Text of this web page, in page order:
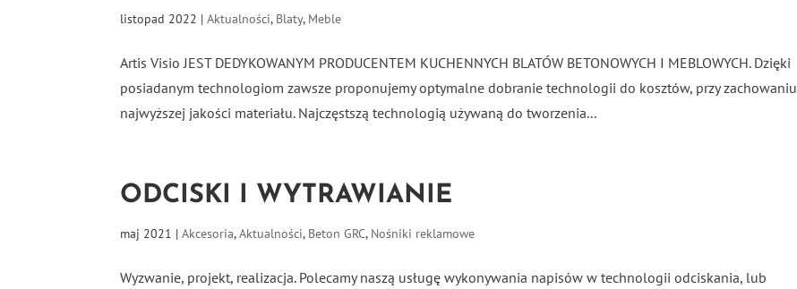
listopad 2022 |Aktualności, Blaty, Meble
Artis Visio JEST DEDYKOWANYM PRODUCENTEM KUCHENNYCH BLATÓW BETONOWYCH I MEBLOWYCH. Dzięki
posiadanym technologiom zawsze proponujemy optymalne dobranie technologii do kosztów, przy zachowaniu
najwyższej jakości materiału. Najczęstszą technologią używaną do tworzenia...
ODCISKI I WYTRAWIANIE
maj 2021 |Akcesoria,Aktualności, Beton GRC, Nośniki reklamowe
Wyzwanie, projekt, realizacja. Polecamy naszą usługę wykonywania napisów w technologii odciskania, lub